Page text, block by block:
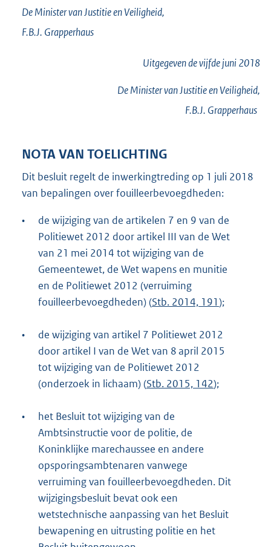
De Minister van Justitie en Veiligheid,
F.B.J. Grapperhaus
Uitgegeven devijfdejuni 2018
De Minister van Justitie en Veiligheid,
F.B.J. Grapperhaus
NOTA VAN TOELICHTING
Dit besluit regelt de inwerkingtreding op 1 juli 2018
van bepalingen over fouilleerbevoegdheden:
•
de wijziging van de artikelen 7 en 9 van de
Politiewet 2012 door artikel III van de Wet
van 21 mei 2014 tot wijziging van de
Gemeentewet, de Wet wapens en munitie
en de Politiewet 2012 (verruiming
fouilleerbevoegdheden) (Stb. 2014, 191);
•
de wijziging van artikel 7 Politiewet 2012
door artikel I van de Wet van 8 april 2015
tot wijziging van de Politiewet 2012
(onderzoek in lichaam) (Stb. 2015, 142);
•
het Besluit tot wijziging van de
Ambtsinstructie voor de politie, de
Koninklijke marechaussee en andere
opsporingsambtenaren vanwege
verruiming van fouilleerbevoegdheden. Dit
wijzigingsbesluit bevat ook een
wetstechnische aanpassing van het Besluit
bewapening en uitrusting politie en het